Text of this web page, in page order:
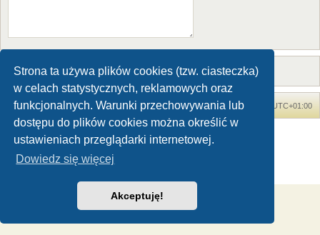
Strona ta używa plików cookies (tzw. ciasteczka)
w celach statystycznych, reklamowych oraz
funkcjonalnych. Warunki przechowywania lub
dostępu do plików cookies można określić w
ustawieniach przeglądarki internetowej.
Dowiedz się więcej
Akceptuję!
Forum Dinozaury.com Strona główna Strefa czasowa UTC+01:00
Technologię dostarczaphpBB® Forum Software © phpBB Limited
Polski pakiet językowy dostarcza